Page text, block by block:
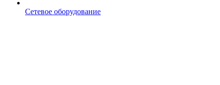
Сетевое оборудование